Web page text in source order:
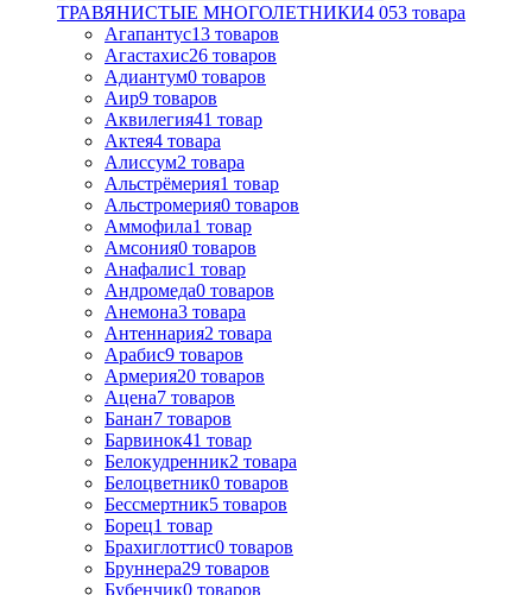
ТРАВЯНИСТЫЕ МНОГОЛЕТНИКИ4 053 товара
Агапантус13 товаров
Агастахис26 товаров
Адиантум0 товаров
Аир9 товаров
Аквилегия41 товар
Актея4 товара
Алиссум2 товара
Альстрёмерия1 товар
Альстромерия0 товаров
Аммофила1 товар
Амсония0 товаров
Анафалис1 товар
Андромеда0 товаров
Анемона3 товара
Антеннария2 товара
Арабис9 товаров
Армерия20 товаров
Ацена7 товаров
Банан7 товаров
Барвинок41 товар
Белокудренник2 товара
Белоцветник0 товаров
Бессмертник5 товаров
Борец1 товар
Брахиглоттис0 товаров
Бруннера29 товаров
Бубенчик0 товаров